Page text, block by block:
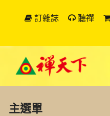
訂雜誌 聽禪
主選單